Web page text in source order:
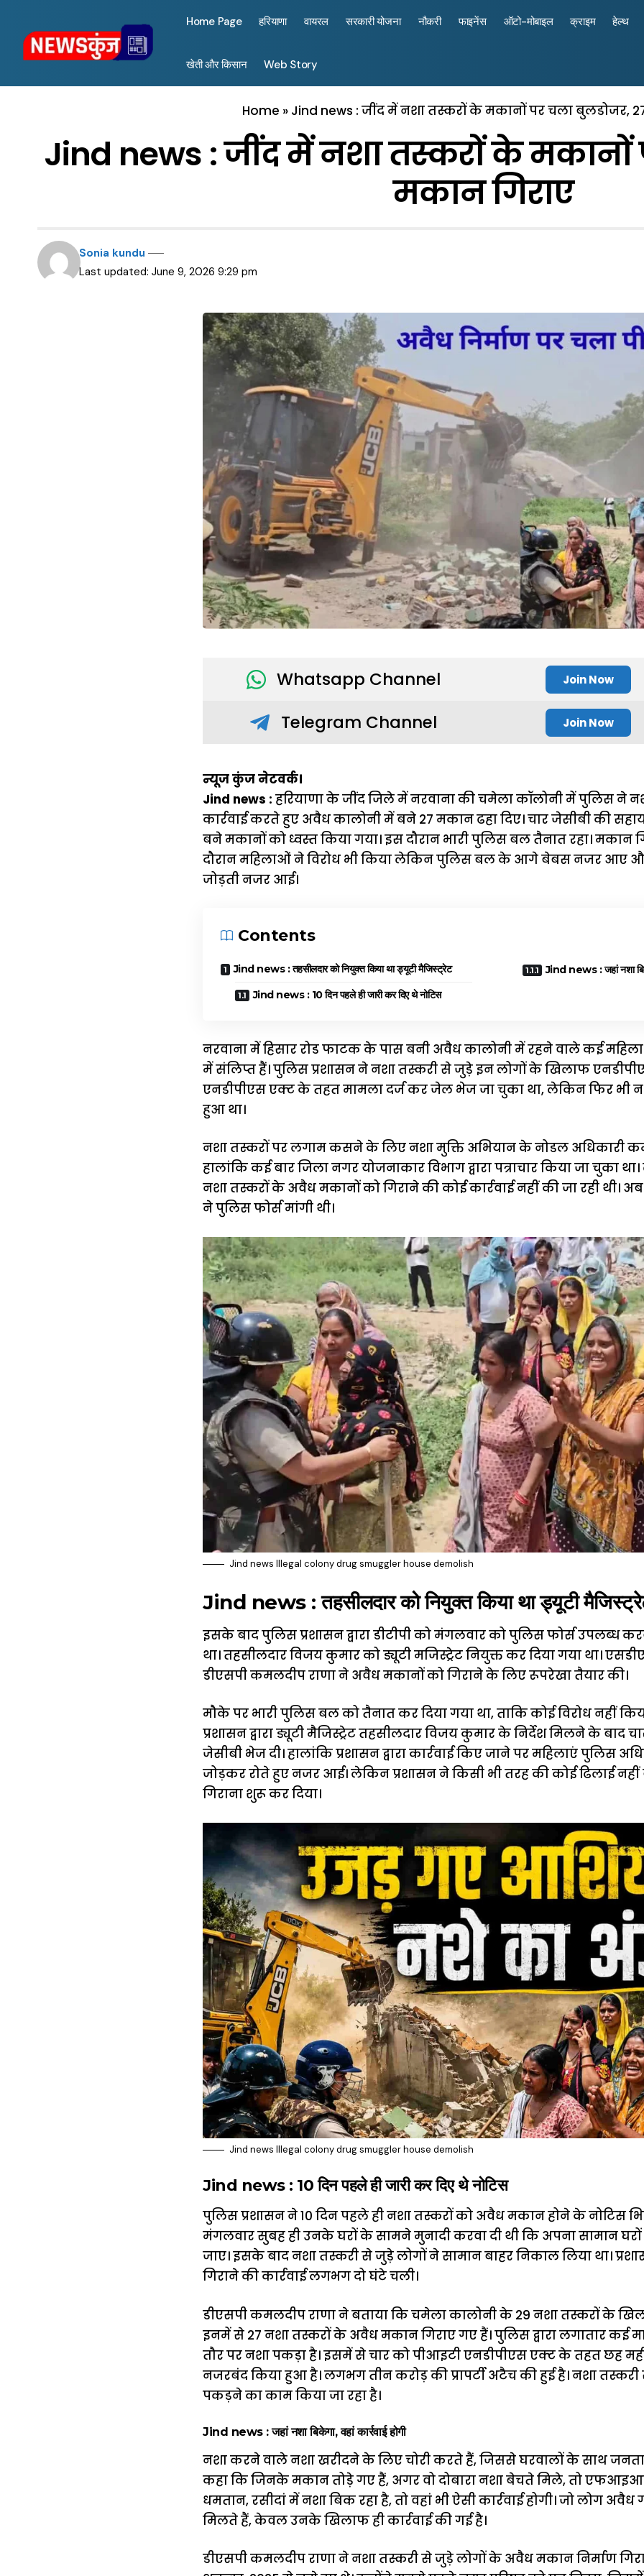
Home Page हरियाणा वायरल सरकारी योजना नौकरी फाइनेंस ऑटो-मोबाइल क्राइम हेल्थ
खेती और किसान Web Story
Home » Jind news : जींद में नशा तस्करों के मकानों पर चला बुलडोजर,
Jind news : जींद में नशा तस्करों के मकानों
मकान गिराए
Last updated: June 9, 2026 9:29 pm
Sonia kundu
Whatsapp Channel Join Now
Telegram Channel Join Now
न्यूज कुंज नेटवर्क।
Jind news : हरियाणा के जींद जिले में नरवाना की चमेला कॉलोनी में पुलिस ने
कार्रवाई करते हुए अवैध कालोनी में बने 27 मकान ढहा दिए। चार जेसीबी की
बने मकानों को ध्वस्त किया गया। इस दौरान भारी पुलिस बल तैनात रहा। मकान
दौरान महिलाओं ने विरोध भी किया लेकिन पुलिस बल के आगे बेबस नजर आए और
जोड़ती नजर आई।
Contents
Jind news : तहसीलदार को नियुक्त किया था ड्यूटी मैजिस्ट्रेट
Jind news : 10 दिन पहले ही जारी कर दिए थे नोटिस
Jind news : जहां नशा
नरवाना में हिसार रोड फाटक के पास बनी अवैध कालोनी में रहने वाले कई
में संलिप्त हैं। पुलिस प्रशासन ने नशा तस्करी से जुड़े इन लोगों के खिलाफ
एनडीपीएस एक्ट के तहत मामला दर्ज कर जेल भेज जा चुका था, लेकिन फिर भी
हुआ था।
नशा तस्करों पर लगाम कसने के लिए नशा मुक्ति अभियान के नोडल अधिकारी
हालांकि कई बार जिला नगर योजनाकार विभाग द्वारा पत्राचार किया जा चुका था।
नशा तस्करों के अवैध मकानों को गिराने की कोई कार्रवाई नहीं की जा रही थी।
ने पुलिस फोर्स मांगी थी।
Jind news Illegal colony drug smuggler house demolish
Jind news : तहसीलदार को नियुक्त किया था ड्यूटी
इसके बाद पुलिस प्रशासन द्वारा डीटीपी को मंगलवार को पुलिस फोर्स उपलब्ध
था। तहसीलदार विजय कुमार को ड्यूटी मजिस्ट्रेट नियुक्त कर दिया गया था।
डीएसपी कमलदीप राणा ने अवैध मकानों को गिराने के लिए रूपरेखा तैयार की।
मौके पर भारी पुलिस बल को तैनात कर दिया गया था, ताकि कोई विरोध नहीं
प्रशासन द्वारा ड्यूटी मैजिस्ट्रेट तहसीलदार विजय कुमार के निर्देश मिलने के बाद
जेसीबी भेज दी। हालांकि प्रशासन द्वारा कार्रवाई किए जाने पर महिलाएं पुलिस
जोड़कर रोते हुए नजर आई। लेकिन प्रशासन ने किसी भी तरह की कोई ढिलाई
गिराना शुरू कर दिया।
Jind news Illegal colony drug smuggler house demolish
Jind news : 10 दिन पहले ही जारी कर दिए थे नोटिस
पुलिस प्रशासन ने 10 दिन पहले ही नशा तस्करों को अवैध मकान होने के नोटिस
मंगलवार सुबह ही उनके घरों के सामने मुनादी करवा दी थी कि अपना सामान
जाए। इसके बाद नशा तस्करी से जुड़े लोगों ने सामान बाहर निकाल लिया था।
गिराने की कार्रवाई लगभग दो घंटे चली।
डीएसपी कमलदीप राणा ने बताया कि चमेला कालोनी के 29 नशा तस्करों के
इनमें से 27 नशा तस्करों के अवैध मकान गिराए गए हैं। पुलिस द्वारा लगातार कई
तौर पर नशा पकड़ा है। इसमें से चार को पीआइटी एनडीपीएस एक्ट के तहत छह
नजरबंद किया हुआ है। लगभग तीन करोड़ की प्रापर्टी अटैच की हुई है। नशा
पकड़ने का काम किया जा रहा है।
Jind news : जहां नशा बिकेगा, वहां कार्रवाई होगी
नशा करने वाले नशा खरीदने के लिए चोरी करते हैं, जिससे घरवालों के साथ जनता
कहा कि जिनके मकान तोड़े गए हैं, अगर वो दोबारा नशा बेचते मिले, तो एफआइआर
धमतान, रसीदां में नशा बिक रहा है, तो वहां भी ऐसी कार्रवाई होगी। जो लोग अवैध
मिलते हैं, केवल उनके खिलाफ ही कार्रवाई की गई है।
डीएसपी कमलदीप राणा ने नशा तस्करी से जुड़े लोगों के अवैधमकाननिर्माण